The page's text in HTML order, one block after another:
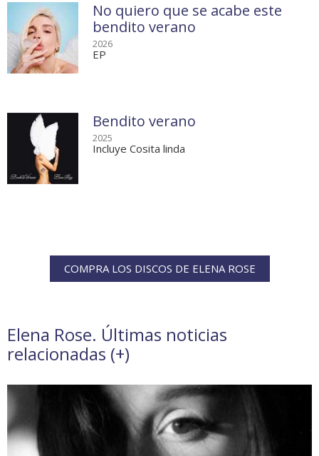
No quiero que se acabe este
bendito verano
2026
EP
Bendito verano
2025
Incluye Cosita linda
COMPRA LOS DISCOS DE ELENA ROSE
Elena Rose. Últimas noticias
relacionadas (+)